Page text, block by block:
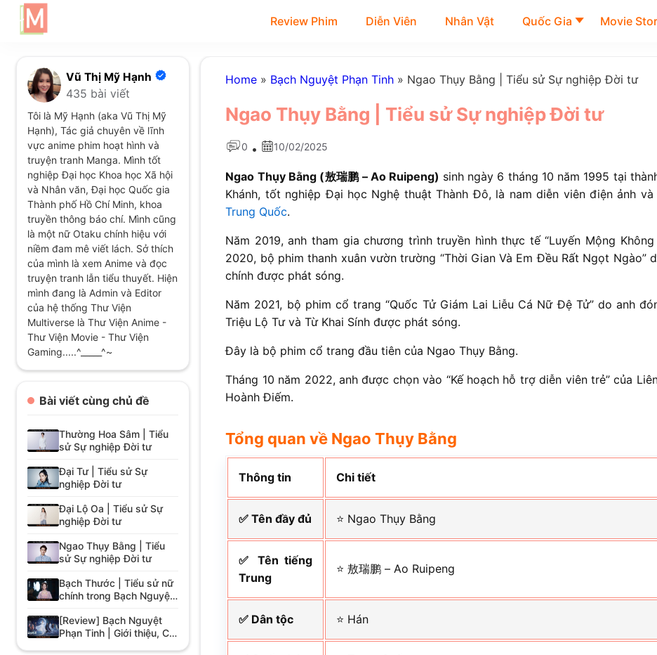
Review Phim Diễn Viên Nhân Vật Quốc Gia Movie
Vũ Thị Mỹ Hạnh
435 bài viết
Tôi là Mỹ Hạnh (aka Vũ Thị Mỹ
Hạnh), Tác giả chuyên về lĩnh
vực anime phim hoạt hình và
truyện tranh Manga. Mình tốt
nghiệp Đại học Khoa học Xã hội
và Nhân văn, Đại học Quốc gia
Thành phố Hồ Chí Minh, khoa
truyền thông báo chí. Mình cũng
là một nữ Otaku chính hiệu với
niềm đam mê viết lách. Sở thích
của mình là xem Anime và đọc
truyện tranh lẫn tiểu thuyết. Hiện
mình đang là Admin và Editor
của hệ thống Thư Viện
Multiverse là Thư Viện Anime -
Thư Viện Movie - Thư Viện
Gaming.....^_____^~
Bài viết cùng chủ đề
Thường Hoa Sâm | Tiểu
sử Sự nghiệp Đời tư
Đại Tư | Tiểu sử Sự
nghiệp Đời tư
Đại Lộ Oa | Tiểu sử Sự
nghiệp Đời tư
Ngao Thụy Bằng | Tiểu
sử Sự nghiệp Đời tư
Bạch Thước | Tiểu sử nữ
chính trong Bạch Nguyệt
[Review] Bạch Nguyệt
Phạn Tinh | Giới thiệu, Cốt
Home » Bạch Nguyệt Phạn Tinh » Ngao Thụy Bằng | Tiểu sử Sự nghiệp Đời tư
Ngao Thụy Bằng | Tiểu sử Sự nghiệp Đời tư
0 • 10/02/2025
Ngao Thụy Bằng (敖瑞鹏 – Ao Ruipeng) sinh ngày 6 tháng 10 năm 1995 tại
Khánh, tốt nghiệp Đại học Nghệ thuật Thành Đô, là nam diễn viên điện ảnh và
Trung Quốc.
Năm 2019, anh tham gia chương trình truyền hình thực tế “Luyến Mộng Không
2020, bộ phim thanh xuân vườn trường “Thời Gian Và Em Đều Rất Ngọt Ngào”
chính được phát sóng.
Năm 2021, bộ phim cổ trang “Quốc Tử Giám Lai Liễu Cá Nữ Đệ Tử” do anh
Triệu Lộ Tư và Từ Khai Sính được phát sóng.
Đây là bộ phim cổ trang đầu tiên của Ngao Thụy Bằng.
Tháng 10 năm 2022, anh được chọn vào “Kế hoạch hỗ trợ diễn viên trẻ” của
Hoành Điếm.
Tổng quan về Ngao Thụy Bằng
Thông tin Chi tiết
✅ Tên đầy đủ ⭐ Ngao Thụy Bằng
✅ Tên tiếng
Trung
⭐ 敖瑞鹏 – Ao Ruipeng
✅ Dân tộc ⭐ Hán